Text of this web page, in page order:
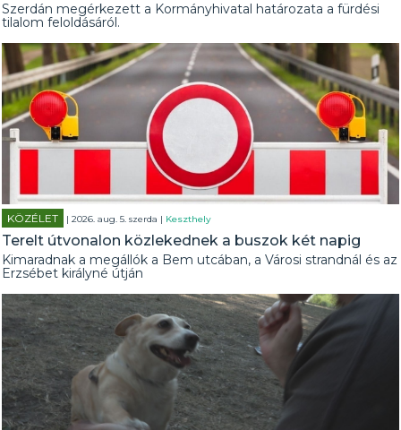
Szerdán megérkezett a Kormányhivatal határozata a fürdési
tilalom feloldásáról.
KÖZÉLET | 2026. aug. 5. szerda | Keszthely
Terelt útvonalon közlekednek a buszok két napig
Kimaradnak a megállók a Bem utcában, a Városi strandnál és az
Erzsébet királyné útján